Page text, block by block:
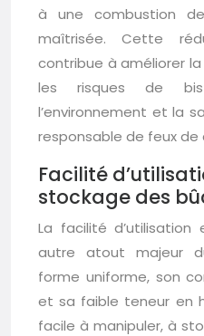
à une combustion
maîtrisée. Cette
contribue à améliorer la
les risques de
l’environnement et la
responsable de feux de
Facilité
stockage des
La facilité
autre atout majeur
forme uniforme, son
et sa faible teneur en
facile à manipuler, à